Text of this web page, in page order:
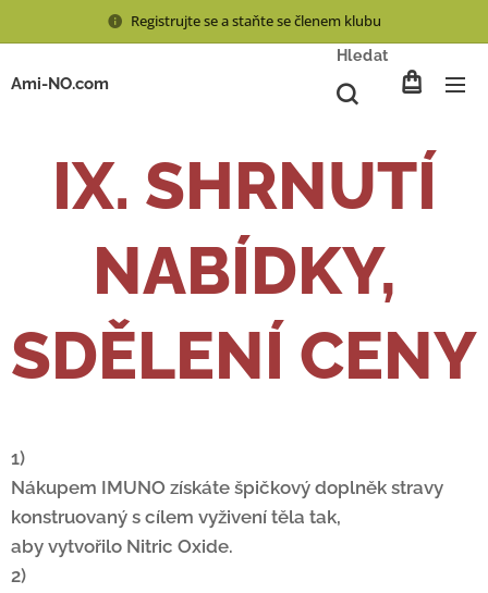
Registrujte se a staňte se členem klubu
Ami-NO.com
Hledat
IX. SHRNUTÍ
NABÍDKY,
SDĚLENÍ CENY
1)
Nákupem IMUNO získáte špičkový doplněk stravy
konstruovaný s cílem vyživení těla tak,
aby vytvořilo Nitric Oxide.
2)